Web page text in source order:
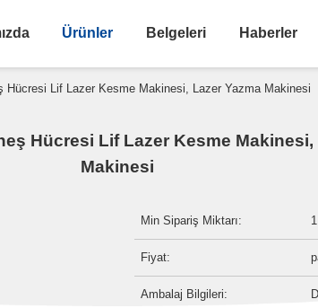
Ürünler Belgeleri Haberler
Hücresi Lif Lazer Kesme Makinesi, Lazer Yazma Makinesi
Hücresi Lif Lazer Kesme Makinesi,
Makinesi
Min Sipariş Miktarı:
Fiyat:
Ambalaj Bilgileri: